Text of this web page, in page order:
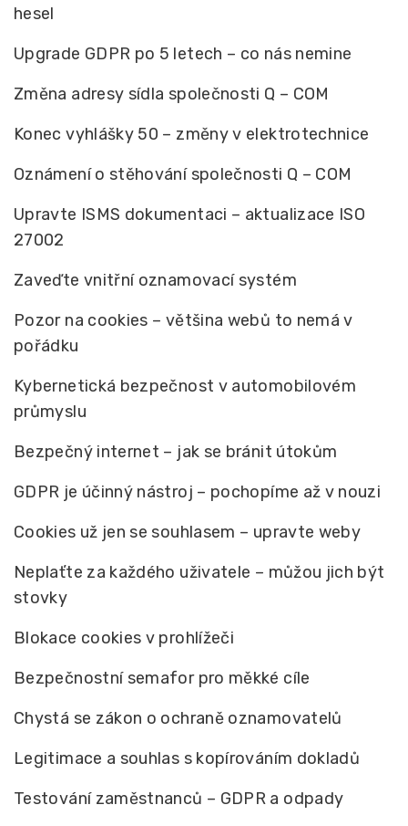
hesel
Upgrade GDPR po 5 letech – co nás nemine
Změna adresy sídla společnosti Q – COM
Konec vyhlášky 50 – změny v elektrotechnice
Oznámení o stěhování společnosti Q – COM
Upravte ISMS dokumentaci – aktualizace ISO
27002
Zaveďte vnitřní oznamovací systém
Pozor na cookies – většina webů to nemá v
pořádku
Kybernetická bezpečnost v automobilovém
průmyslu
Bezpečný internet – jak se bránit útokům
GDPR je účinný nástroj – pochopíme až v nouzi
Cookies už jen se souhlasem – upravte weby
Neplaťte za každého uživatele – můžou jich být
stovky
Blokace cookies v prohlížeči
Bezpečnostní semafor pro měkké cíle
Chystá se zákon o ochraně oznamovatelů
Legitimace a souhlas s kopírováním dokladů
Testování zaměstnanců – GDPR a odpady